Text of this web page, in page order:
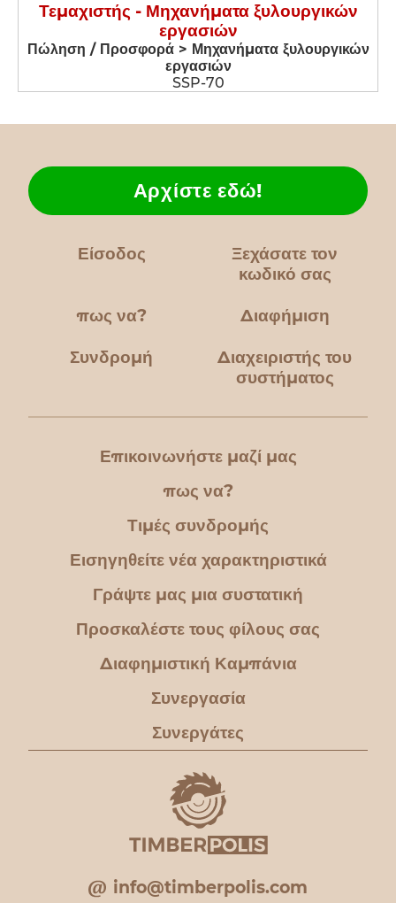
Τεμαχιστής - Μηχανήματα ξυλουργικών
εργασιών
Πώληση / Προσφορά > Μηχανήματα ξυλουργικών
εργασιών
SSP-70
Είσοδος
Ξεχάσατε τον
κωδικό σας
πως να?
Αρχίστε εδώ!
Διαφήμιση
Συνδρομή
Διαχειριστής του
συστήματος
Επικοινωνήστε μαζί μας
πως να?
Τιμές συνδρομής
Εισηγηθείτε νέα χαρακτηριστικά
Γράψτε μας μια συστατική
Προσκαλέστε τους φίλους σας
Διαφημιστική Καμπάνια
Συνεργασία
Συνεργάτες
info@timberpolis.com